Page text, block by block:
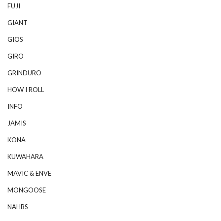
FUJI
GIANT
GIOS
GIRO
GRINDURO
HOW I ROLL
INFO
JAMIS
KONA
KUWAHARA
MAVIC & ENVE
MONGOOSE
NAHBS